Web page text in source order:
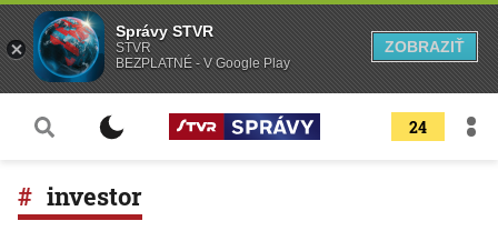
24
investor
Správy STVR
STVR
BEZPLATNÉ - V Google Play
ZOBRAZIŤ